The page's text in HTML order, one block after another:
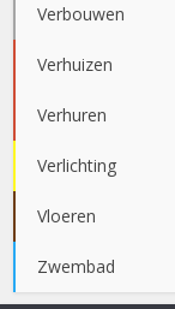
Verbouwen
Verhuizen
Verhuren
Verlichting
Vloeren
Zwembad